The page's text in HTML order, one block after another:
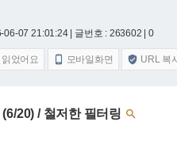
06-07 21:01:24 | 글번호 : 263602 | 0
었어요  모바일화면  URL 복
20) / 철저한 필터링 